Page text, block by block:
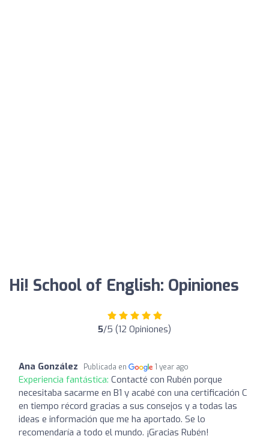
Hi! School of English: Opiniones
5/5 (12 Opiniones)
Ana González Publicada en 1 year ago
Experiencia fantástica: Contacté con Rubén porque
necesitaba sacarme en B1 y acabé con una certificación C
en tiempo récord gracias a sus consejos y a todas las
ideas e información que me ha aportado. Se lo
recomendaría a todo el mundo. ¡Gracias Rubén!